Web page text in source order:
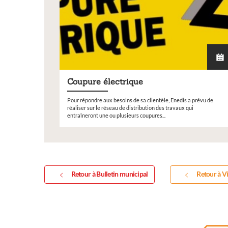
Coupure électrique
Pour répondre aux besoins de sa clientèle, Enedis a prévu de
réaliser sur le réseau de distribution des travaux qui
entraîneront une ou plusieurs coupures...
Retour à Bulletin municipal Retour à